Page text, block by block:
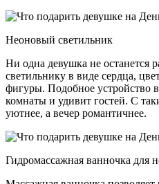
Неоновый светильник
Ни одна девушка не останется
светильнику в виде сердца,
фигуры. Подобное устройство
комнаты и удивит гостей. С
уютнее, а вечер романтичнее.
Гидромассажная ванночка для